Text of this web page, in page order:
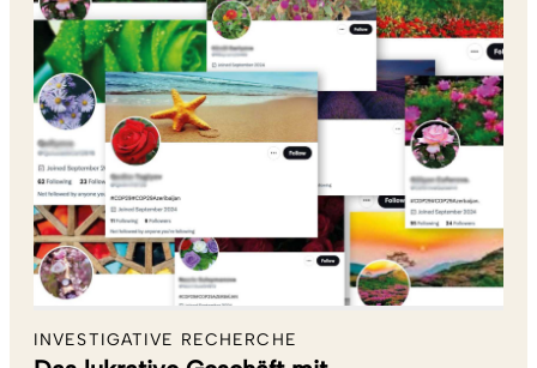
INVESTIGATIVE RECHERCHE